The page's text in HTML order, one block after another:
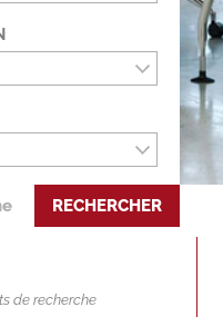
RECHERCHER
de recherche